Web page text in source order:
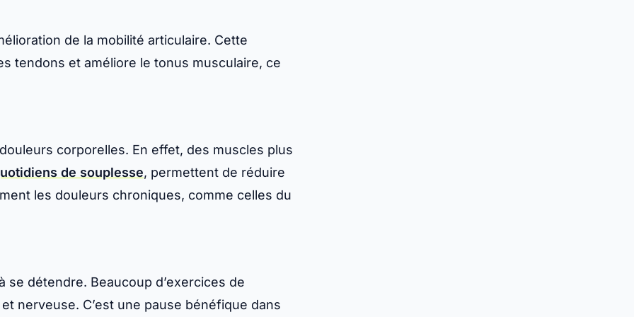
de la mobilité articulaire. Cette
tendons et améliore le tonus musculaire, ce
corporelles. En effet, des muscles plus
de souplesse, permettent de réduire
les douleurs chroniques, comme celles du
se détendre. Beaucoup d’exercices de
nerveuse. C’est une pause bénéfique dans